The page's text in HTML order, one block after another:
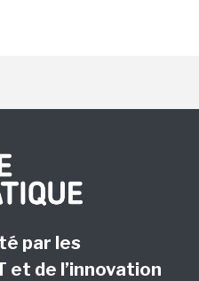
par les
et de l’innovation